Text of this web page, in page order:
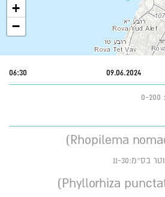
+
−
09.06.2024
06:30
בס״מ:11-30